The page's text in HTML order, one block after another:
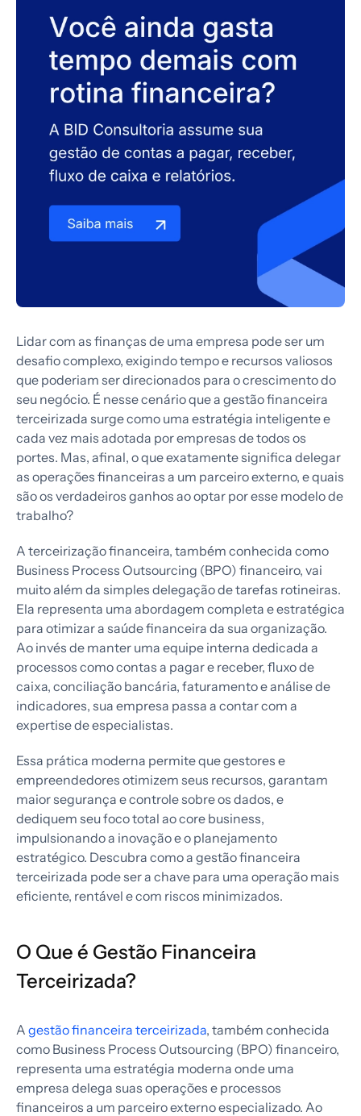
Lidar com as finanças de uma empresa pode ser um
desafio complexo, exigindo tempo e recursos valiosos
que poderiam ser direcionados para o crescimento do
seu negócio. É nesse cenário que a gestão financeira
terceirizada surge como uma estratégia inteligente e
cada vez mais adotada por empresas de todos os
portes. Mas, afinal, o que exatamente significa delegar
as operações financeiras a um parceiro externo, e quais
são os verdadeiros ganhos ao optar por esse modelo de
trabalho?
A terceirização financeira, também conhecida como
Business Process Outsourcing (BPO) financeiro, vai
muito além da simples delegação de tarefas rotineiras.
Ela representa uma abordagem completa e estratégica
para otimizar a saúde financeira da sua organização.
Ao invés de manter uma equipe interna dedicada a
processos como contas a pagar e receber, fluxo de
caixa, conciliação bancária, faturamento e análise de
indicadores, sua empresa passa a contar com a
expertise de especialistas.
Essa prática moderna permite que gestores e
empreendedores otimizem seus recursos, garantam
maior segurança e controle sobre os dados, e
dediquem seu foco total ao core business,
impulsionando a inovação e o planejamento
estratégico. Descubra como a gestão financeira
terceirizada pode ser a chave para uma operação mais
eficiente, rentável e com riscos minimizados.
O Que é Gestão Financeira
Terceirizada?
A gestão financeira terceirizada, também conhecida
como Business Process Outsourcing (BPO) financeiro,
representa uma estratégia moderna onde uma
empresa delega suas operações e processos
financeiros a um parceiro externo especializado. Ao